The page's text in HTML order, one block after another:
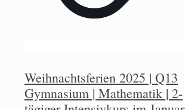
Weihnachtsferien 2025 | Q13
Gymnasium | Mathematik | 2-